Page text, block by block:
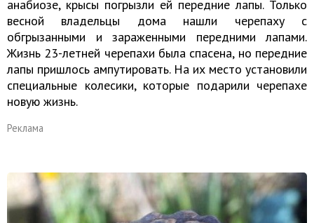
анабиозе, крысы погрызли ей передние лапы. Только
весной владельцы дома нашли черепаху с
обгрызанными и зараженными передними лапами.
Жизнь 23-летней черепахи была спасена, но передние
лапы пришлось ампутировать. На их место установили
специальные колесики, которые подарили черепахе
новую жизнь.
Реклама